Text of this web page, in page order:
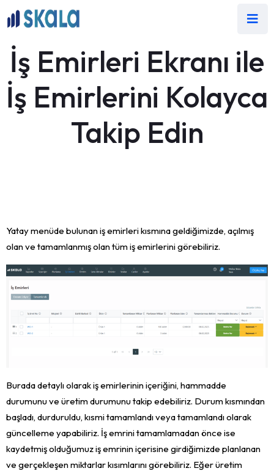
İş Emirleri Ekranı ile
İş Emirlerini Kolayca
Takip Edin
Yatay menüde bulunan iş emirleri kısmına geldiğimizde, açılmış
olan ve tamamlanmış olan tüm iş emirlerini görebiliriz.
Burada detaylı olarak iş emirlerinin içeriğini, hammadde
durumunu ve üretim durumunu takip edebiliriz. Durum kısmından
başladı, durduruldu, kısmi tamamlandı veya tamamlandı olarak
güncelleme yapabiliriz. İş emrini tamamlamadan önce ise
kaydetmiş olduğumuz iş emrinin içerisine girdiğimizde planlanan
ve gerçekleşen miktarlar kısımlarını görebiliriz. Eğer üretim